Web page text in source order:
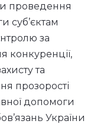
проведення
суб’єктам
за
конкуренції,
та
прозорості
допомоги
України